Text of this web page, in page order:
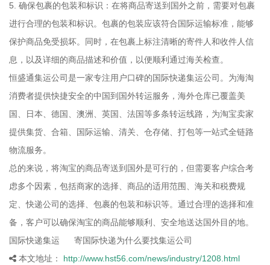
5. 确保包裹的包装和标识：在将商品寄送到国外之前，需要对包裹
进行合理的包装和标识。包裹的包装应该符合国际运输标准，能够
保护商品免受损坏。同时，在包裹上标注清晰的寄件人和收件人信
息，以及详细的商品描述和价值，以便顺利通过海关检查。
恒盛通集运公司是一家专注用户口碑的国际快递集运公司。为海淘
消费者提供快捷安全的中国到国外转运服务，海外仓库已覆盖美
国、日本、德国、澳洲、英国、法国等多条转运线路，为淘宝卖家
提供集货、合箱、国际运输、清关、仓存储、打包等一站式全链路
物流服务。
总的来说，将淘宝的商品寄送到国外是可行的，但需要客户综合考
虑多个因素，包括商家的选择、商品的适用范围、海关和税费规
定、快递公司的选择、包裹的包装和标识等。通过合理的选择和准
备，客户可以确保淘宝的商品能够顺利、安全地送达国外目的地。
国际快递集运 寄国际快递为什么要找集运公司
本文地址：
http://www.hst56.com/news/industry/1208.html